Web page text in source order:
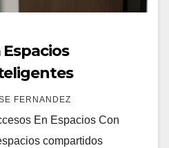
FERNANDEZ
En Espacios Con
compartidos